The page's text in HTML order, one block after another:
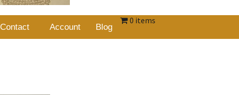
Contact Account Blog
0 items